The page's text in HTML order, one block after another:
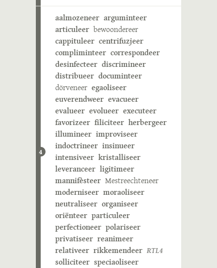
4
aalmozeneer arguminteer
articuleer bewoondereer
cappituleer centrifuzjeer
compliminteer correspondeer
desinfecteer discrimineer
distribueer documinteer
dörveneer egaoliseer
euverendweer evacueer
evalueer evolueer executeer
favorizeer filiciteer herbergeer
illumineer improviseer
indoctrineer insinueer
intensiveer kristalliseer
leveranceer ligitimeer
mannifèsteer Mestreechteneer
moderniseer moraoliseer
neutraliseer organiseer
oriënteer particuleer
perfectioneer polariseer
privatiseer reanimeer
relativeer rikkemendeer RTL4
solliciteer speciaoliseer